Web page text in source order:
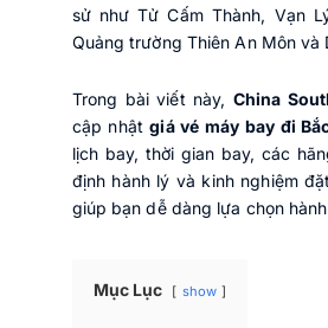
sử như Tử Cấm Thành, Vạn
Quảng trường Thiên An Môn và
Trong bài viết này, China
cập nhậtgiá vé máy bay đi
lịch bay, thời gian bay, các
định hành lý và kinh nghiệm
giúp bạn dễ dàng lựa chọn
Mục Lục show